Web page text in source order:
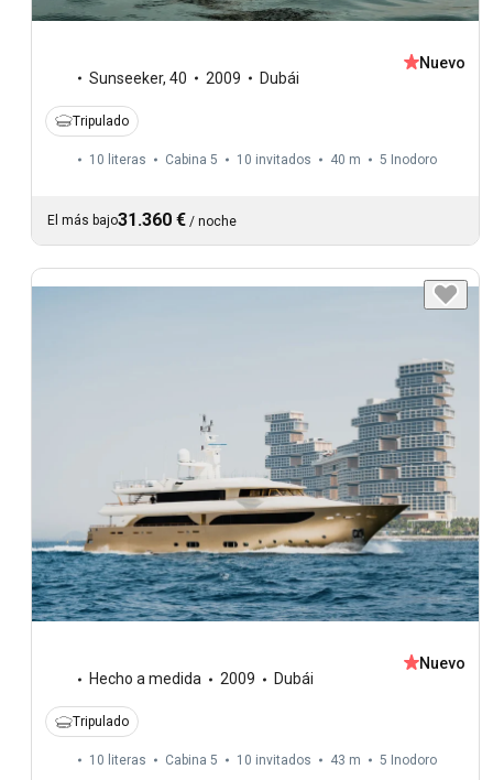
Sunseeker, 40 2009 Dubái
Nuevo
Tripulado
10 literas Cabina 5 10 invitados 40 m 5 Inodoro
El más bajo31.360 € / noche
Hecho a medida 2009 Dubái
Nuevo
Tripulado
10 literas Cabina 5 10 invitados 43 m 5 Inodoro